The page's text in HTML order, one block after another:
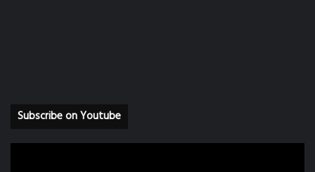
Subscribe on Youtube